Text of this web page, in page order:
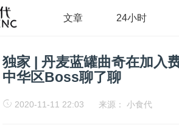
文章 24小时
独家 | 丹麦蓝罐曲奇在加入
中华区Boss聊了聊
2020-11-11 22:03 来源： 小食代